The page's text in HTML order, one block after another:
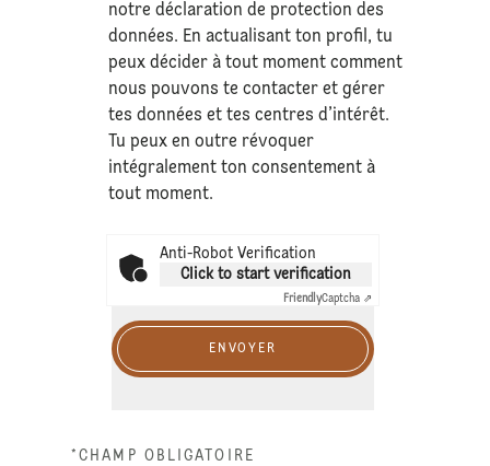
notre déclaration deprotection des
données. En actualisant ton profil, tu
peux décider à tout moment comment
nous pouvons te contacter et gérer
tes données et tes centres d’intérêt.
Tu peux en outre révoquer
intégralement ton consentement à
tout moment.
Anti-Robot Verification
Click to start verification
FriendlyCaptcha ⇗
ENVOYER
*CHAMP OBLIGATOIRE